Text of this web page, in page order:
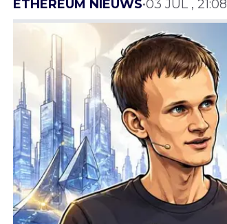
ETHEREUM NIEUWS•03 JUL , 21:08